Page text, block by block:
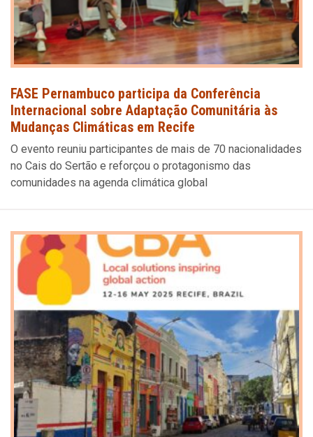
FASE Pernambuco participa da Conferência
Internacional sobre Adaptação Comunitária às
Mudanças Climáticas em Recife
O evento reuniu participantes de mais de 70 nacionalidades
no Cais do Sertão e reforçou o protagonismo das
comunidades na agenda climática global